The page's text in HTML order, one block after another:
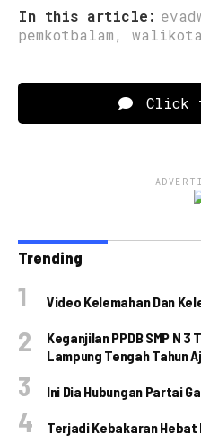
In this article:
pemkotbalam,
Click
Trending
Video Kelemahan Dan
Keganjilan PPDB SMP N
Lampung Tengah Tahun
Ini Dia Hubungan Partai
Terjadi Kebakaran Hebat